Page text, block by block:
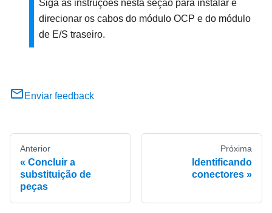
Siga as instruções nesta seção para instalar e
direcionar os cabos do módulo OCP e do módulo
de E/S traseiro.
Enviar feedback
Anterior
Concluir a
substituição de
peças
Próxima
Identificando
conectores